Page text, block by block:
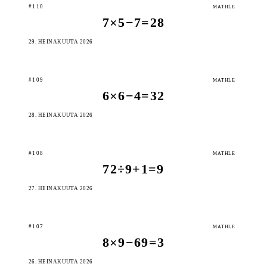
#110 MATHLE
7×5−7=28
29. HEINÄKUUTA 2026
#109 MATHLE
6×6−4=32
28. HEINÄKUUTA 2026
#108 MATHLE
72÷9+1=9
27. HEINÄKUUTA 2026
#107 MATHLE
8×9−69=3
26. HEINÄKUUTA 2026